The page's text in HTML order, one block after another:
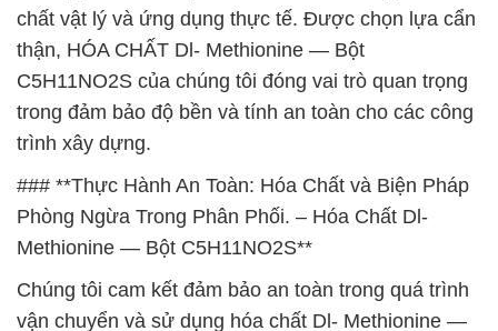
chất vật lý và ứng dụng thực tế. Được chọn lựa cẩn
thận, HÓA CHẤT Dl- Methionine — Bột
C5H11NO2S của chúng tôi đóng vai trò quan trọng
trong đảm bảo độ bền và tính an toàn cho các công
trình xây dựng.
### **Thực Hành An Toàn: Hóa Chất và Biện Pháp
Phòng Ngừa Trong Phân Phối. – Hóa Chất Dl-
Methionine — Bột C5H11NO2S**
Chúng tôi cam kết đảm bảo an toàn trong quá trình
vận chuyển và sử dụng hóa chất Dl- Methionine —